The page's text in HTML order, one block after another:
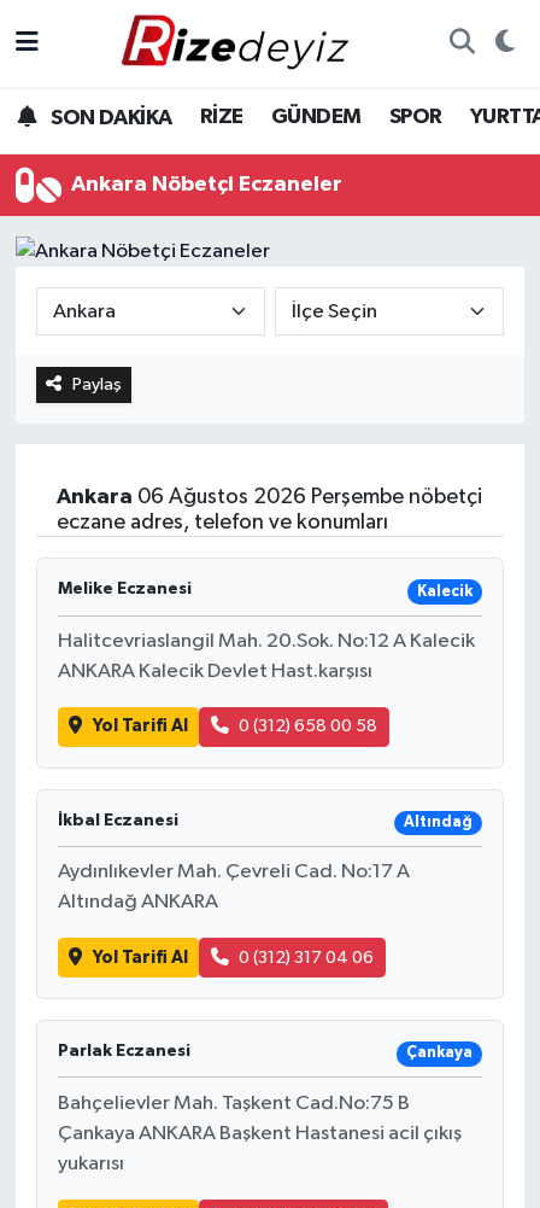
SON DAKİKA RİZE GÜNDEM SPOR
Ankara Nöbetçi Eczaneler
Paylaş
Ankara 06 Ağustos 2026 Perşembe nöbetçi
eczane adres, telefon ve konumları
Melike Eczanesi Kalecik
Halitcevriaslangil Mah. 20.Sok. No:12 A Kalecik
ANKARA Kalecik Devlet Hast.karşısı
Yol Tarifi Al 0 (312) 658 00 58
İkbal Eczanesi Altındağ
Aydınlıkevler Mah. Çevreli Cad. No:17 A
Altındağ ANKARA
Yol Tarifi Al 0 (312) 317 04 06
Parlak Eczanesi Çankaya
Bahçelievler Mah. Taşkent Cad.No:75 B
Çankaya ANKARA Başkent Hastanesi acil çıkış
yukarısı
Gündem
Yurttan Haberler
Teknoloji
Sağlık
Rize Hava Durumu
Rize Trafik Yoğunluk Haritası
Tüm Manşetler
Son Dakika Haberleri